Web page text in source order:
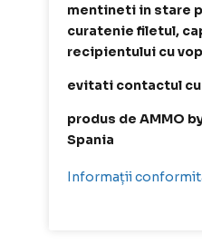
mentineti in stare
curatenie filetul,
recipientului cu
evitati contactul
produs de AMMO
Spania
Informații